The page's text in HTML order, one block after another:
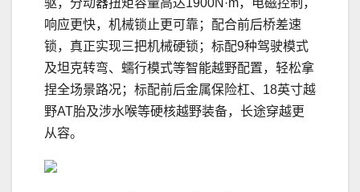
驱，分动器扭矩容量高达1900N·m，电磁控制，
响应更快，机械锁止更可靠；配合前后桥差速
锁，真正实现三把机械硬锁；标配9种驾驶模式
及坦克转弯、蠕行模式等智能越野配置，轻松拿
捏全场景路况；标配前后金属保险杠、18英寸越
野AT胎及涉水喉等硬核越野装备，长途穿越更
从容。